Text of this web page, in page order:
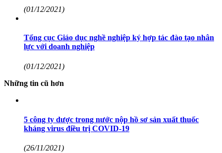
(01/12/2021)
Tổng cục Giáo dục nghề nghiệp ký hợp tác đào tạo nhân
lực với doanh nghiệp
(01/12/2021)
Những tin cũ hơn
5 công ty dược trong nước nộp hồ sơ sản xuất thuốc
kháng virus điều trị COVID-19
(26/11/2021)